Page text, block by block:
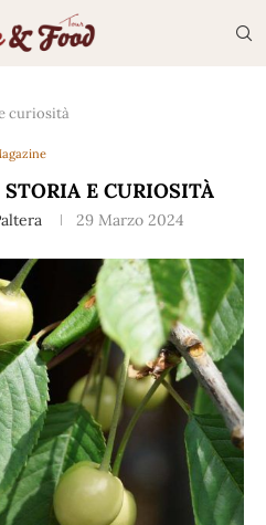
curiosità
E CURIOSITÀ
29 Marzo 2024